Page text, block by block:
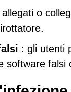
allegati o
: gli utenti
software falsi